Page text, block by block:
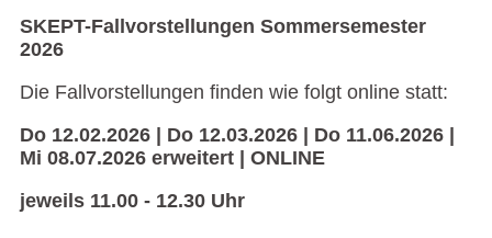
SKEPT-Fallvorstellungen Sommersemester
2026
Die Fallvorstellungen finden wie folgt online statt:
Do 12.02.2026 | Do 12.03.2026 | Do 11.06.2026 |
Mi 08.07.2026 erweitert | ONLINE
jeweils 11.00 - 12.30 Uhr